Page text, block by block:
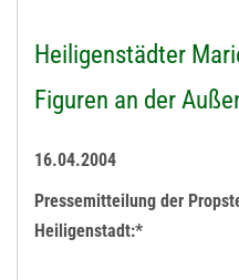
Heiligenstädter
Figuren an der
16.04.2004
Pressemitteilung der
Heiligenstadt:*